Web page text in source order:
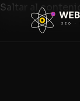
Saltar al